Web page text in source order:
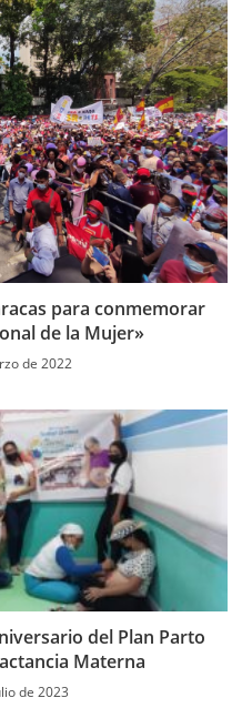
para conmemorar
de la Mujer»
de 2022
del Plan Parto
Materna
de 2023